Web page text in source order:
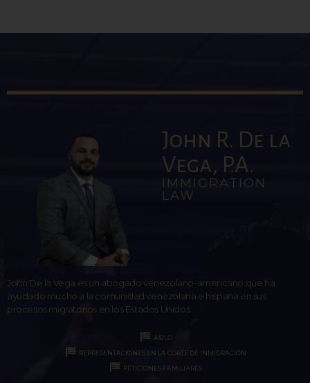
John R. De la
Vega, P.A.
IMMIGRATION
LAW
John De la Vega es un abogado venezolano-americano que ha
ayudado mucho a la comunidad venezolana e hispana en sus
procesos migratorios en los Estados Unidos.
ASILO
REPRESENTACIONES EN LA CORTE DE INMIGRACIÓN
PETICIONES FAMILIARES